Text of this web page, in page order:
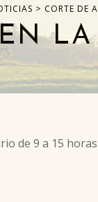
> CORTE DE
de 9 a 15